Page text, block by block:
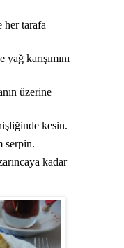
her tarafa
karışımını
üzerine
kesin.
serpin.
kadar